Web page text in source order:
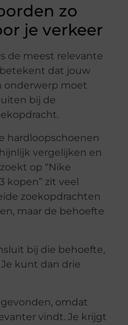
zo
je verkeer
de meest relevante
dat jouw
onderwerp moet
bij de
hardloopschoenen
vergelijken en
op “Nike
kopen” zit veel
zoekopdrachten
maar de behoefte
bij die behoefte,
kunt dan drie
omdat
vindt. Je krijgt